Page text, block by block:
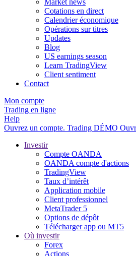
Cotations en direct
Calendrier économique
Opérations sur titres
Updates
Blog
US earnings season
Learn TradingView
Client sentiment
Contact
Mon compte
Trading en ligne
Help
Ouvrez un compte. Trading DÉMO
Investir
Compte OANDA
OANDA compte d'actions
TradingView
Taux d’intérêt
Application mobile
Client professionnel
MetaTrader 5
Options de dépôt
Télécharger app ou MT5
Où investir
Forex
Actions